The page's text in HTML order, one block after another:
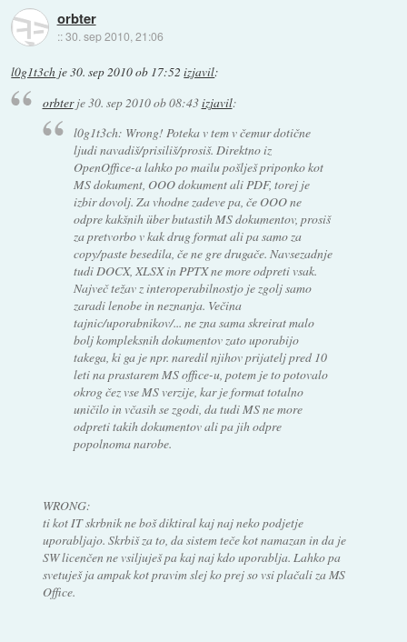
orbter
::30. sep 2010, 21:06
l0g1t3ch je30. sep 2010 ob 17:52 izjavil:
orbterje30. sep 2010 ob 08:43izjavil:
l0g1t3ch: Wrong! Poteka v tem v čemur dotične
ljudi navadiš/prisiliš/prosiš. Direktno iz
OpenOffice-a lahko po mailu pošlješ priponko kot
MS dokument, OOO dokument ali PDF, torej je
izbir dovolj. Za vhodne zadeve pa, če OOO ne
odpre kakšnih über butastih MS dokumentov, prosiš
za pretvorbo v kak drug format ali pa samo za
copy/paste besedila, če ne gre drugače. Navsezadnje
tudi DOCX, XLSX in PPTX ne more odpreti vsak.
Največ težav z interoperabilnostjo je zgolj samo
zaradi lenobe in neznanja. Večina
tajnic/uporabnikov/... ne zna sama skreirat malo
bolj kompleksnih dokumentov zato uporabijo
takega, ki ga je npr. naredil njihov prijatelj pred 10
leti na prastarem MS office-u, potem je to potovalo
okrog čez vse MS verzije, kar je format totalno
uničilo in včasih se zgodi, da tudi MS ne more
odpreti takih dokumentov ali pa jih odpre
popolnoma narobe.
WRONG:
ti kot IT skrbnik ne boš diktiral kaj naj neko podjetje
uporabljajo. Skrbiš za to, da sistem teče kot namazan in da je
SW licenčen ne vsiljuješ pa kaj naj kdo uporablja. Lahko pa
svetuješ ja ampak kot pravim slej ko prej so vsi plačali za MS
Office.